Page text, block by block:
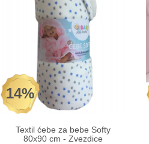
14%
Textil ćebe za bebe Softy
80x90 cm - Zvezdice